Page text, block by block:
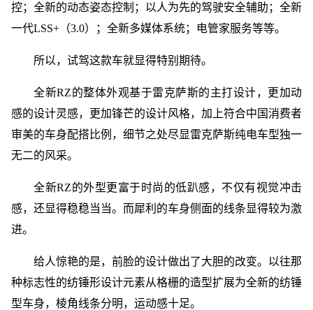
控；全新的动态姿态控制；以人为先的驾驶安全辅助；全新
一代LSS+（3.0）；全新多媒体系统；电管家服务等等。
所以，试驾这款车就显得特别期待。
全新RZ的整体外观基于雷克萨斯的主打设计，更加动
感的设计灵感，更加锋芒的设计风格，加上符合中国消费者
审美的车身配搭比例，细节之处尽显雷克萨斯纯电车型独一
无二的风采。
全新RZ的外型更富于时尚的低趴感，不仅有视觉冲击
感，还显得稳稳当当。而犀利的车身侧面的线条显得较为激
进。
给人惊艳的是，前脸的设计做出了大胆的改变。以往那
种标志性的纺锤形设计元素从格栅的造型扩展为全新的纺锤
型车身，棱角线条分明，运动感十足。